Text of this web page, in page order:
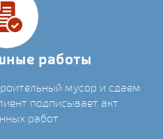
работы
мусор и сдаем
подписывает акт
работ.